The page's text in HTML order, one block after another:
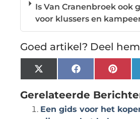
Is Van Cranenbroek ook
voor klussers en
Goed artikel? Deel
X
(Twitter)
Facebook
Gerelateerde
Een gids voor het